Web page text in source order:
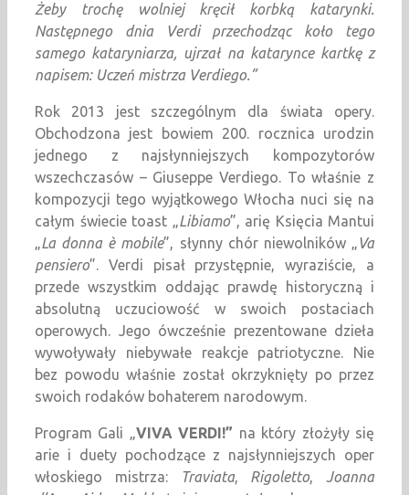
Żeby trochę wolniej kręcił korbką katarynki.
Następnego dnia Verdi przechodząc koło tego
samego kataryniarza, ujrzał na katarynce kartkę z
napisem: Uczeń mistrza Verdiego.”
Rok 2013 jest szczególnym dla świata opery.
Obchodzona jest bowiem 200. rocznica urodzin
jednego z najsłynniejszych kompozytorów
wszechczasów – Giuseppe Verdiego. To właśnie z
kompozycji tego wyjątkowego Włocha nuci się na
całym świecie toast „Libiamo”, arię Księcia Mantui
„La donna è mobile”, słynny chór niewolników „Va
pensiero”. Verdi pisał przystępnie, wyraziście, a
przede wszystkim oddając prawdę historyczną i
absolutną uczuciowość w swoich postaciach
operowych. Jego ówcześnie prezentowane dzieła
wywoływały niebywałe reakcje patriotyczne. Nie
bez powodu właśnie został okrzyknięty po przez
swoich rodaków bohaterem narodowym.
Program Gali „VIVA VERDI!” na który złożyły się
arie i duety pochodzące z najsłynniejszych oper
włoskiego mistrza:
Traviata, Rigoletto, Joanna